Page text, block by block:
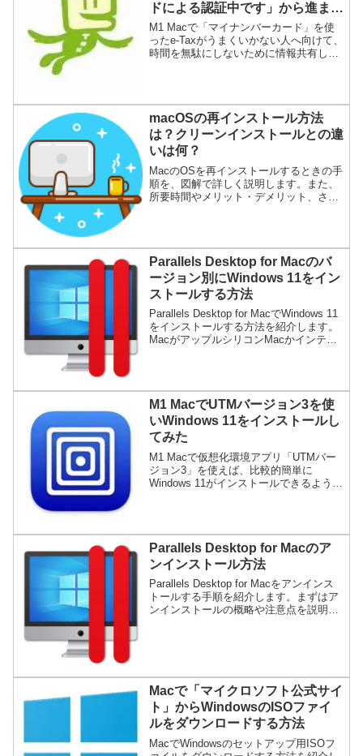
ドによる認証中です」から進まな
いので、国税庁に聞いてみた（イ
ンテルMacも？）
M1 Macで「マイナンバーカード」を使
ったe-Taxがうまくいかない人へ向けて、
時間を無駄にしないために情報共有しま
る現象です。
macOSの再インストール方法
は？クリーンインストールとの違
いは何？
MacのOSを再インストールするときの手
順を、図解で詳しく説明します。また、
所要時間やメリット・デメリット、さら
Parallels Desktop for Macのバ
ージョン別にWindows 11をイン
ストールする方法
Parallels Desktop for MacでWindows 11
をインストールする方法を紹介します。
MacがアップルシリコンMacかインテル
すので、そのあたりも詳しく紹介しま
す。
M1 MacでUTMバージョン3を使
いWindows 11をインストールし
てみた
M1 Macで仮想化環境アプリ「UTMバー
ジョン3」を使えば、比較的簡単に
Windows 11がインストールできるように
ョンで開発者向けなので、ライセンス・
サポート・安定度・ローカライズといっ
た問題はあるものの、たまに使う程度な
ら実用的な使用感だと思いました。
Parallels Desktop for Macのア
ンインストール方法
Parallels Desktop for Macをアンインス
トールする手順を紹介します。まずはア
ンインストールの概略や注意点を説明し
Macで「マイクロソフト公式サイ
ト」からWindowsのISOファイ
ルをダウンロードする方法
MacでWindowsのセットアップ用ISOフ